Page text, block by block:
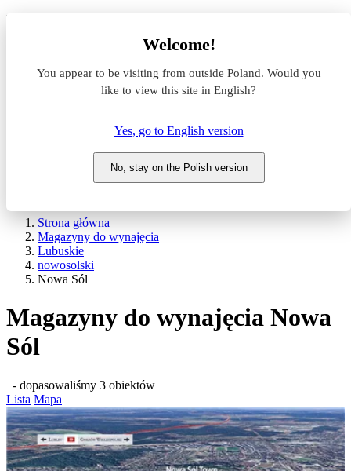
Welcome!
You appear to be visiting from outside Poland. Would you
like to view this site in English?
Yes, go to English version
No, stay on the Polish version
Lokalizacja
Strona główna
Magazyny do wynajęcia
Lubuskie
nowosolski
Nowa Sól
Magazyny do wynajęcia Nowa
Sól
- dopasowaliśmy 3 obiektów
Lista Mapa